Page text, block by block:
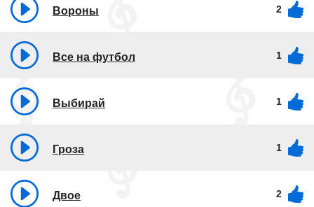
Вороны 2
Все на футбол 1
Выбирай 1
Гроза 1
Двое 2